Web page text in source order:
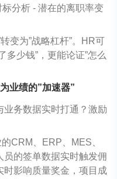
标分析 - 潜在的离职率变
转变为”战略杠杆”。 HR可
多少钱” ，更能论证”怎么
业绩的”加速器”
务数据实时打通？激励
CRM ERP MES
的签单数据实时触发佣
时影响质量奖金，项目成